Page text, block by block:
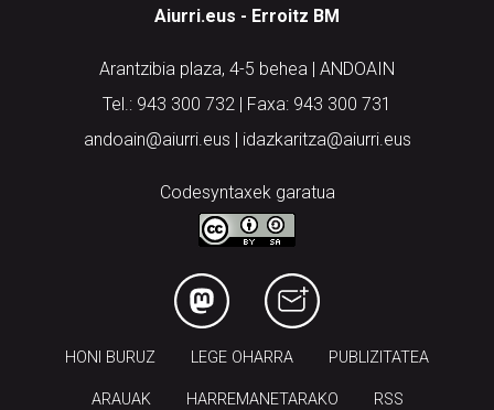
Aiurri.eus - Erroitz BM
Arantzibia plaza, 4-5 behea | ANDOAIN
Tel.: 943 300 732 | Faxa: 943 300 731
andoain@aiurri.eus | idazkaritza@aiurri.eus
Codesyntaxek garatua
HONI BURUZ LEGE OHARRA PUBLIZITATEA
ARAUAK HARREMANETARAKO RSS